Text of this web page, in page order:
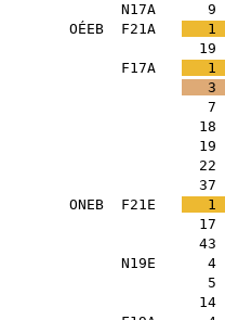
N17A 9
OÉEB F21A 1
19
F17A
1
3
7
18
19
22
37
ONEB F21E 1
17
43
N19E 4
5
14